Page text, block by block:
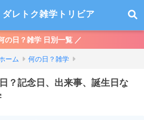
ダレトク雑学トリビア
の日？雑学 日別一覧 ／
ーム 何の日？雑学
？記念日、出来事、誕生日な